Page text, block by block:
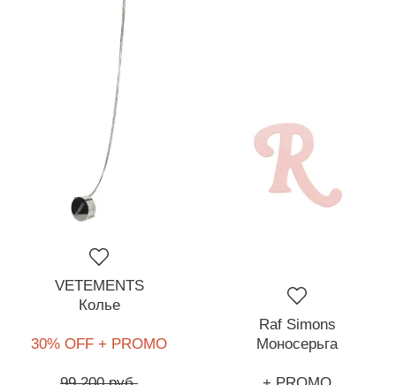
VETEMENTS
Колье
30% OFF + PROMO
Raf Simons
Моносерьга